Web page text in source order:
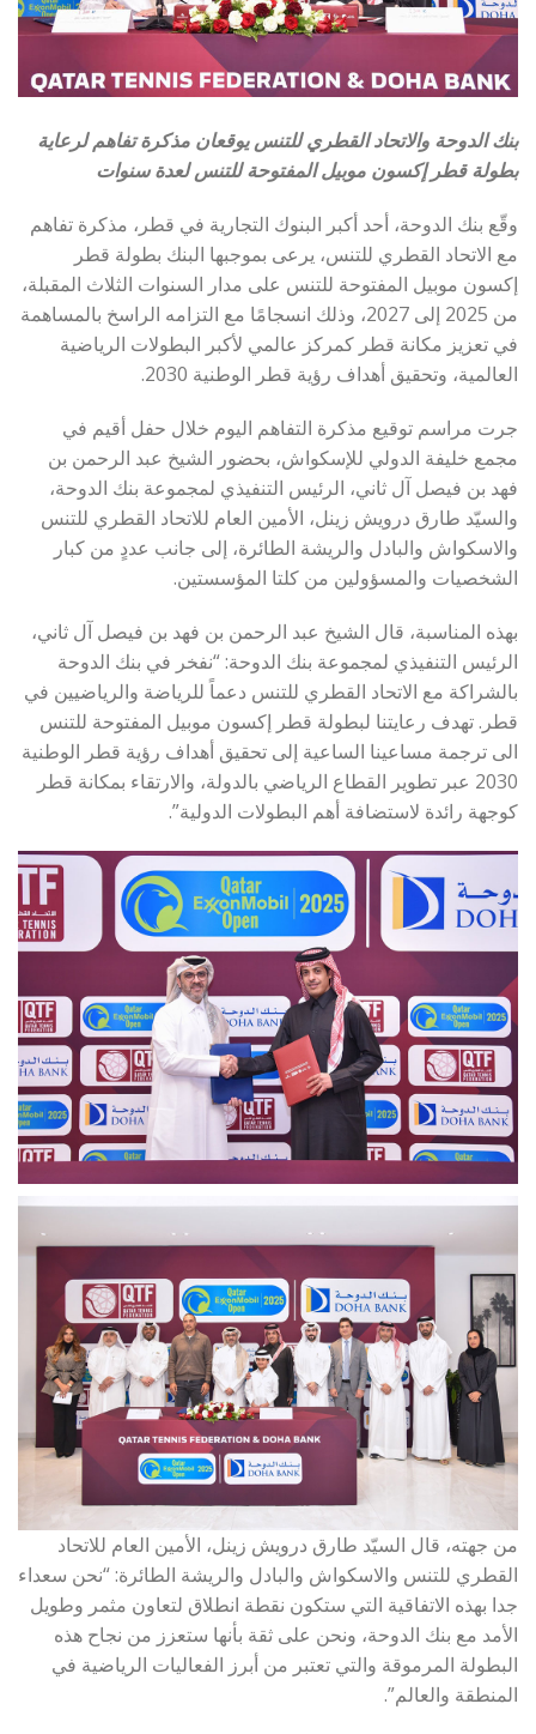
بنك الدوحة والاتحاد القطري للتنس يوقعان مذكرة تفاهم لرعاية
بطولة قطر إكسون موبيل المفتوحة للتنس لعدة سنوات
وقّع بنك الدوحة، أحد أكبر البنوك التجارية في قطر، مذكرة تفاهم
مع الاتحاد القطري للتنس، يرعى بموجبها البنك بطولة قطر
إكسون موبيل المفتوحة للتنس على مدار السنوات الثلاث المقبلة،
من 2025 إلى 2027، وذلك انسجامًا مع التزامه الراسخ بالمساهمة
في تعزيز مكانة قطر كمركز عالمي لأكبر البطولات الرياضية
العالمية، وتحقيق أهداف رؤية قطر الوطنية 2030.
جرت مراسم توقيع مذكرة التفاهم اليوم خلال حفل أقيم في
مجمع خليفة الدولي للإسكواش، بحضور الشيخ عبد الرحمن بن
فهد بن فيصل آل ثاني، الرئيس التنفيذي لمجموعة بنك الدوحة،
والسيّد طارق درويش زينل، الأمين العام للاتحاد القطري للتنس
والاسكواش والبادل والريشة الطائرة، إلى جانب عددٍ من كبار
الشخصيات والمسؤولين من كلتا المؤسستين.
بهذه المناسبة، قال الشيخ عبد الرحمن بن فهد بن فيصل آل ثاني،
الرئيس التنفيذي لمجموعة بنك الدوحة: “نفخر في بنك الدوحة
بالشراكة مع الاتحاد القطري للتنس دعماً للرياضة والرياضيين في
قطر. تهدف رعايتنا لبطولة قطر إكسون موبيل المفتوحة للتنس
الى ترجمة مساعينا الساعية إلى تحقيق أهداف رؤية قطر الوطنية
2030 عبر تطوير القطاع الرياضي بالدولة، والارتقاء بمكانة قطر
كوجهة رائدة لاستضافة أهم البطولات الدولية”.
من جهته، قال السيّد طارق درويش زينل، الأمين العام للاتحاد
القطري للتنس والاسكواش والبادل والريشة الطائرة: “نحن سعداء
جدا بهذه الاتفاقية التي ستكون نقطة انطلاق لتعاون مثمر وطويل
الأمد مع بنك الدوحة، ونحن على ثقة بأنها ستعزز من نجاح هذه
البطولة المرموقة والتي تعتبر من أبرز الفعاليات الرياضية في
المنطقة والعالم”.